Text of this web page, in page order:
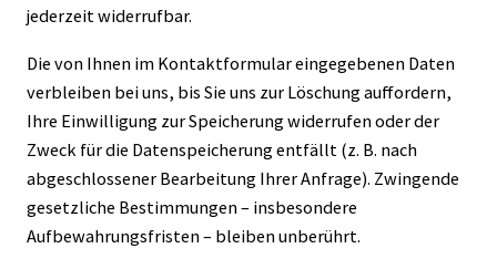
jederzeit widerrufbar.
Die von Ihnen im Kontaktformular eingegebenen Daten
verbleiben bei uns, bis Sie uns zur Löschung auffordern,
Ihre Einwilligung zur Speicherung widerrufen oder der
Zweck für die Datenspeicherung entfällt (z. B. nach
abgeschlossener Bearbeitung Ihrer Anfrage). Zwingende
gesetzliche Bestimmungen – insbesondere
Aufbewahrungsfristen – bleiben unberührt.